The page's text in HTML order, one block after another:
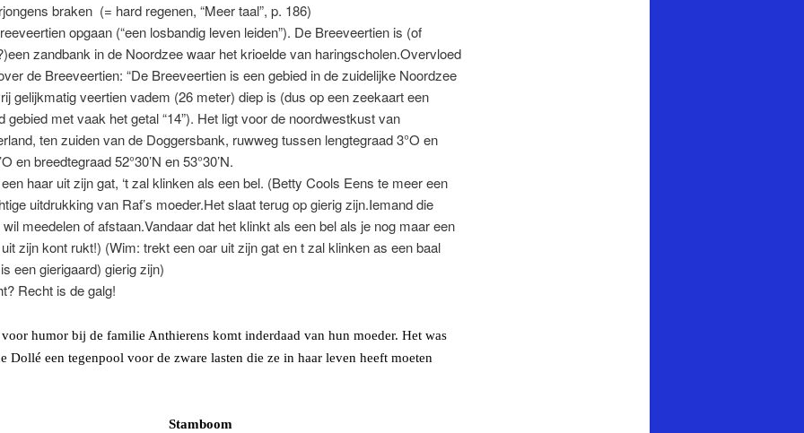
braken (= hard regenen, “Meer taal”, p. 186)
opgaan (“een losbandig leven leiden”). De Breeveertien is (of
zandbank in de Noordzee waar het krioelde van haringscholen.Overvloed
de Breeveertien: “De Breeveertien is een gebied in de zuidelijke Noordzee
gelijkmatig veertien vadem (26 meter) diep is (dus op een zeekaart een
gebied met vaak het getal “14”). Het ligt voor de noordwestkust van
ten zuiden van de Doggersbank, ruwweg tussen lengtegraad 3°O en
en breedtegraad 52°30’N en 53°30’N.
haar uit zijn gat, ‘t zal klinken als een bel. (Betty Cools Eens te meer een
uitdrukking van Raf’s moeder.Het slaat terug op gierig zijn.Iemand die
wil meedelen of afstaan.Vandaar dat het klinkt als een bel als je nog maar een
zijn kont rukt!) (Wim: trekt een oar uit zijn gat en t zal klinken as een baal
een gierigaard) gierig zijn)
Recht is de galg!
voor humor bij de familie Anthierens komt inderdaad van hun moeder. Het was
Dollé een tegenpool voor de zware lasten die ze in haar leven heeft moeten
Stamboom